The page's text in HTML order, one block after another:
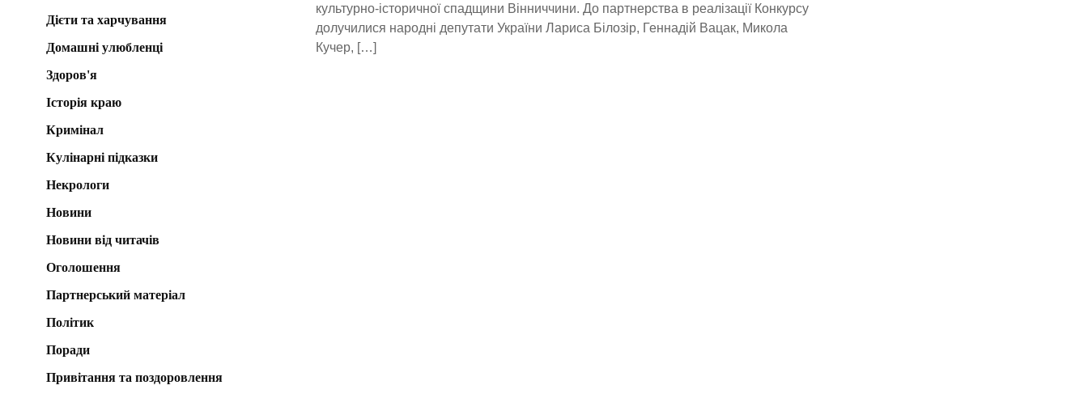
культурно-історичної спадщини Вінниччини. До партнерства в реалізації Конкурсу
долучилися народні депутати України Лариса Білозір, Геннадій Вацак, Микола
Кучер, […]
Дієти та харчування
Домашні улюбленці
Здоров'я
Історія краю
Кримінал
Кулінарні підказки
Некрологи
Новини
Новини від читачів
Оголошення
Партнерський матеріал
Політик
Поради
Привітання та поздоровлення